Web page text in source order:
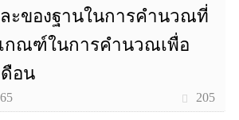
ะของฐานในการคำนวณที่
กณฑ์ในการคำนวณเพื่อ
ดือน
205